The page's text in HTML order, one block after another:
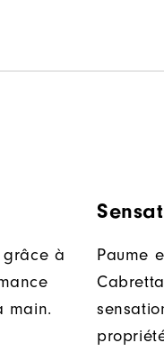
grâce à
main.
Paume